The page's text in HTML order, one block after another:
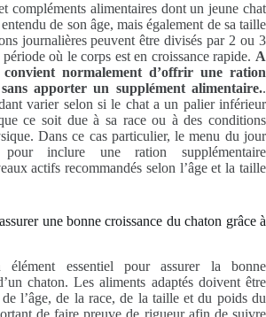
compléments alimentaires dont un jeune chat
de son âge, mais également de sa taille
journalières peuvent être divisés par 2 ou 3
où le corps est en croissance rapide. A
normalement d’offrir une ration
apporter un supplément alimentaire..
varier selon si le chat a un palier inférieur
ce soit due à sa race ou à des conditions
Dans ce cas particulier, le menu du jour
inclure une ration supplémentaire
actifs recommandés selon l’âge et la taille
une bonne croissance du chaton grâce à
élément essentiel pour assurer la bonne
chaton. Les aliments adaptés doivent être
l’âge, de la race, de la taille et du poids du
de faire preuve de rigueur afin de suivre